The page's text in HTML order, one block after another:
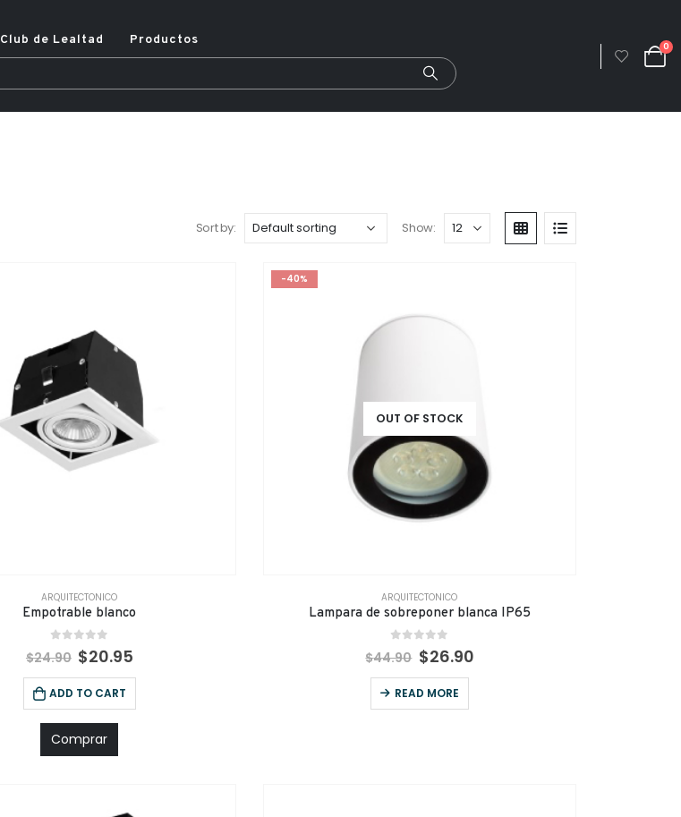
Club de Lealtad Productos 0
Sort by: Show:
ARQUITECTONICO
Empotrable blanco
out of 5
$24.90 $20.95
ADD TO CART
Comprar
-40%
OUT OF STOCK
ARQUITECTONICO
Lampara de sobreponer blanca IP65
out of 5
$44.90 $26.90
READ MORE